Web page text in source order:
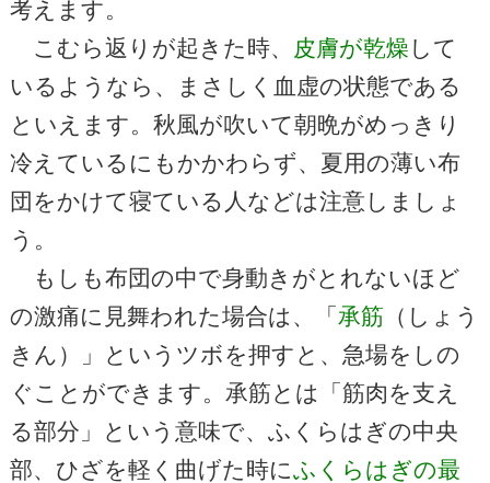
考えます。
こむら返りが起きた時、
皮膚が乾燥 して
いるようなら、まさしく血虚の状態である
といえます。秋風が吹いて朝晩がめっきり
冷えているにもかかわらず、夏用の薄い布
団をかけて寝ている人などは注意しましょ
う。
もしも布団の中で身動きがとれないほど
の激痛に見舞われた場合は、「 承筋 （しょう
きん）」というツボを押すと、急場をしの
ぐことができます。承筋とは「筋肉を支え
る部分」という意味で、ふくらはぎの中央
部、ひざを軽く曲げた時にふくらはぎの最